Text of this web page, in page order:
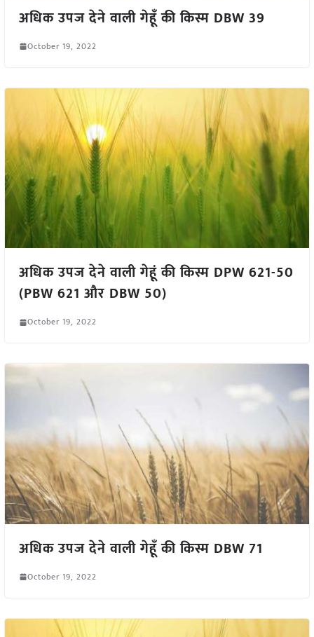
अधिक उपज देने वाली गेहूँ की किस्म DBW 39
October 19, 2022
अधिक उपज देने वाली गेहूं की किस्म DPW 621-50
(PBW 621 और DBW 50)
October 19, 2022
अधिक उपज देने वाली गेहूँ की किस्म DBW 71
October 19, 2022